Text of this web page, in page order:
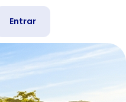
Entrar